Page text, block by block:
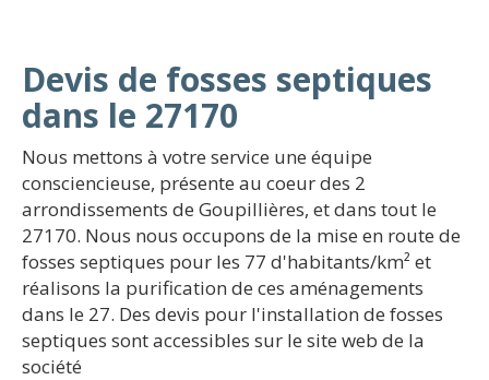
Devis de fosses septiques
dans le 27170
Nous mettons à votre service une équipe
consciencieuse, présente au coeur des 2
arrondissements de Goupillières, et dans tout le
27170. Nous nous occupons de la mise en route de
fosses septiques pour les 77 d'habitants/km² et
réalisons la purification de ces aménagements
dans le 27. Des devis pour l'installation de fosses
septiques sont accessibles sur le site web de la
société